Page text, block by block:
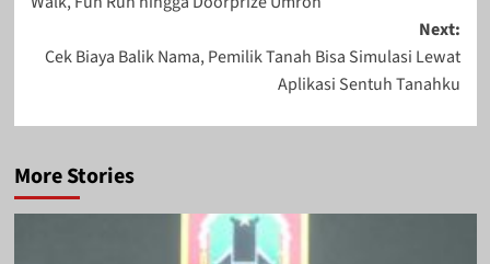
Next:
Cek Biaya Balik Nama, Pemilik Tanah Bisa Simulasi Lewat
Aplikasi Sentuh Tanahku
More Stories